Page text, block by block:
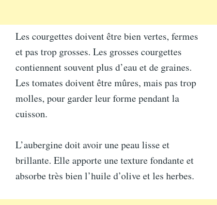
Les courgettes doivent être bien vertes, fermes
et pas trop grosses. Les grosses courgettes
contiennent souvent plus d’eau et de graines.
Les tomates doivent être mûres, mais pas trop
molles, pour garder leur forme pendant la
cuisson.
L’aubergine doit avoir une peau lisse et
brillante. Elle apporte une texture fondante et
absorbe très bien l’huile d’olive et les herbes.